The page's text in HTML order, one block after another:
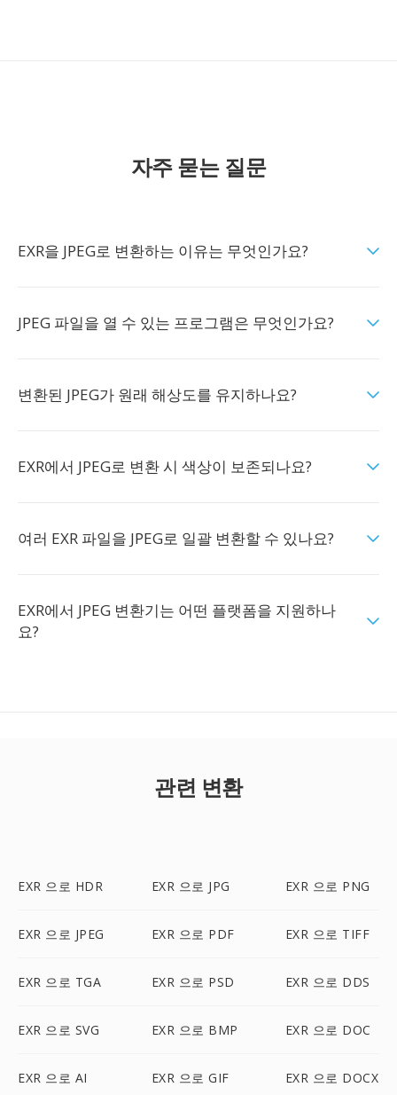
자주 묻는 질문
EXR을 JPEG로 변환하는 이유는 무엇인가요?
JPEG 파일을 열 수 있는 프로그램은 무엇인가요?
변환된 JPEG가 원래 해상도를 유지하나요?
EXR에서 JPEG로 변환 시 색상이 보존되나요?
여러 EXR 파일을 JPEG로 일괄 변환할 수 있나요?
EXR에서 JPEG 변환기는 어떤 플랫폼을 지원하나
요?
관련 변환
EXR 으로 HDR EXR 으로 JPG EXR 으로 PNG
EXR 으로 JPEG EXR 으로 PDF EXR 으로 TIFF
EXR 으로 TGA EXR 으로 PSD EXR 으로 DDS
EXR 으로 SVG EXR 으로 BMP EXR 으로 DOC
EXR 으로 AI EXR 으로 GIF EXR 으로 DOCX